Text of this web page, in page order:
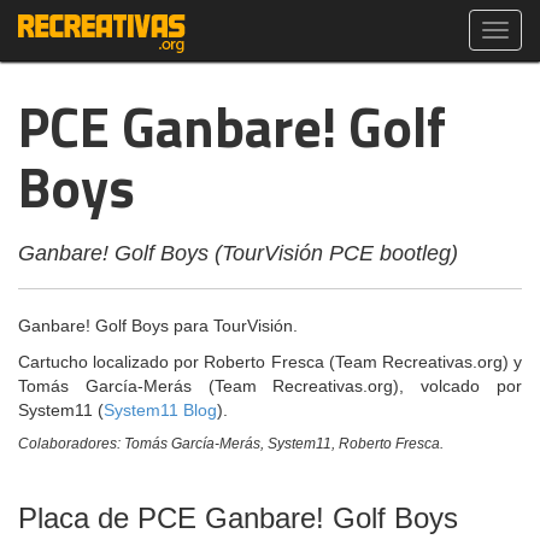
PCE Ganbare! Golf
Boys
Ganbare! Golf Boys (TourVisión PCE bootleg)
Ganbare! Golf Boys para TourVisión.
Cartucho localizado por Roberto Fresca (Team Recreativas.org) y
Tomás García-Merás (Team Recreativas.org), volcado por
System11 (System11 Blog).
Colaboradores: Tomás García-Merás, System11, Roberto Fresca.
Placa de PCE Ganbare! Golf Boys